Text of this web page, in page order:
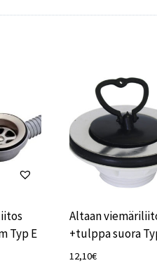
Typ E
Altaan
+tulppa suora
12,10€